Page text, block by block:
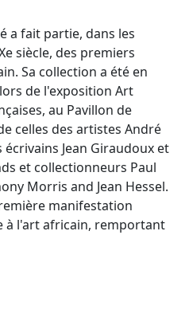
a fait partie, dans les
siècle, des premiers
Sa collection a été en
de l'exposition Art
au Pavillon de
celles des artistes André
Jean Giraudoux et
et collectionneurs Paul
Morris and Jean Hessel.
manifestation
à l'art africain, remportant